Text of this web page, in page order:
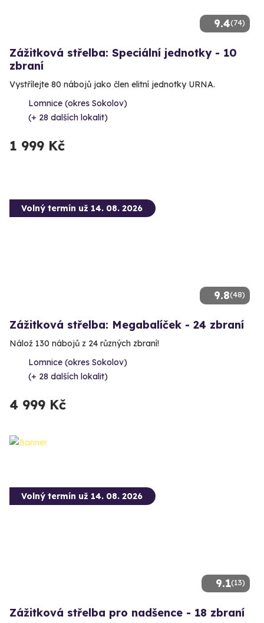
9.4(74)
Zážitková střelba: Speciální jednotky - 10
zbraní
Vystřílejte 80 nábojů jako člen elitní jednotky URNA.
Lomnice (okres Sokolov)
(+ 28 dalších lokalit)
1 999 Kč
9.8(48)
Volný termín už 14. 08. 2026
Zážitková střelba: Megabalíček - 24 zbraní
Nálož 130 nábojů z 24 různých zbraní!
Lomnice (okres Sokolov)
(+ 28 dalších lokalit)
4 999 Kč
9.1(13)
Volný termín už 14. 08. 2026
Zážitková střelba pro nadšence - 18 zbraní